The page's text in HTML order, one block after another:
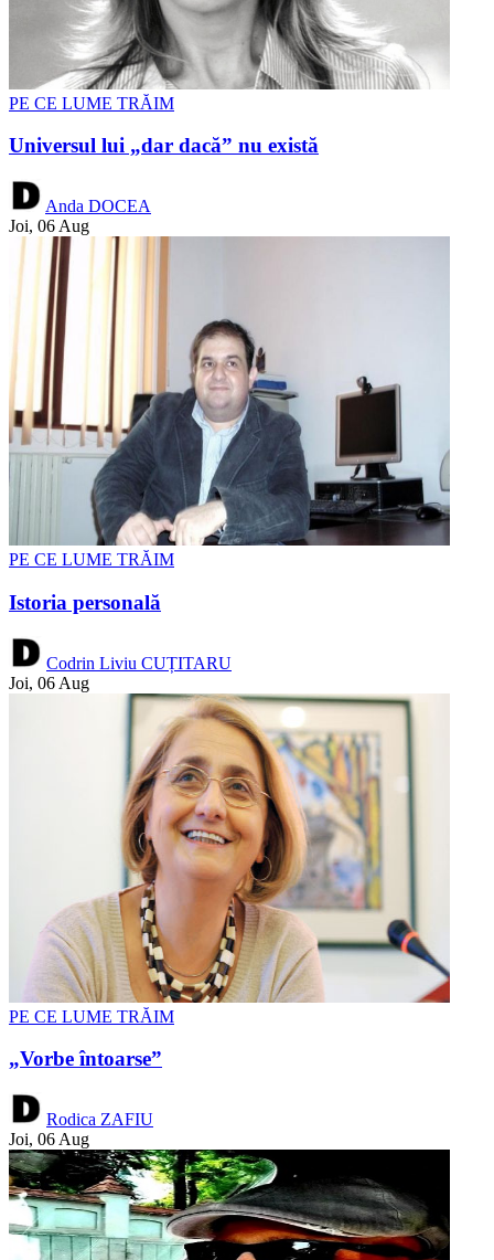
PE CE LUME TRĂIM
Universul lui „dar dacă” nu există
Anda DOCEA
Joi, 06 Aug
PE CE LUME TRĂIM
Istoria personală
Codrin Liviu CUȚITARU
Joi, 06 Aug
PE CE LUME TRĂIM
„Vorbe întoarse”
Rodica ZAFIU
Joi, 06 Aug